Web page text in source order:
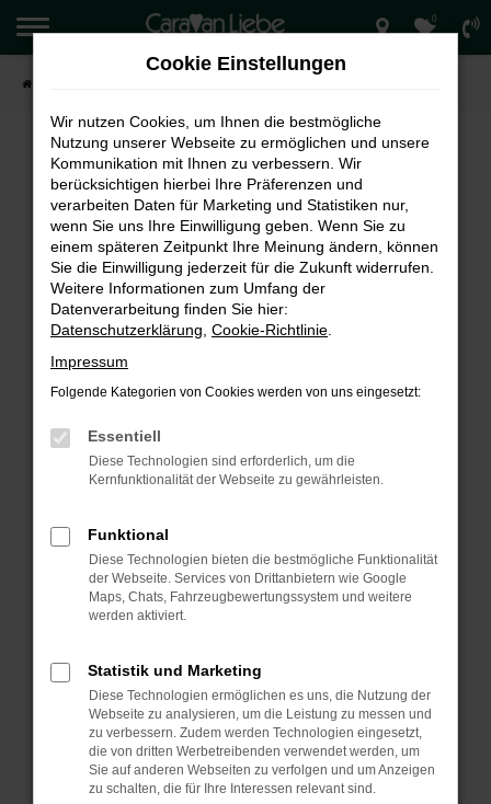
Zum
Hauptinhalt
springen
0
FEHLER: NETWORK ERROR
Beim Laden ist ein Fehler aufgetreten.
Hier sind ein paar Tipps, die dir helfen können:
Überprüfe deine Firewall und deine
Internetverbindung.
Laden andere Webseiten, zum Beispiel deine
Suchmaschine?
Prüfe deine Browsererweiterungen.
können das Laden bestimmter Seiten
verhindern. Funktioniert die Seite in einem
Starte dein Gerät neu.
Das kann manchmal helfen, vorübergehende
Probleme zu beheben.
sind.
Veraltete Software birgt nicht nur ein
Sicherheitsrisiko, sondern kann auch dazu
führen, dass bestimmte Funktionen nicht mehr
unterstützt werden.
Cookie Einstellungen
Wir nutzen Cookies, um Ihnen die bestmögliche
Nutzung unserer Webseite zu ermöglichen und unsere
Kommunikation mit Ihnen zu verbessern. Wir
berücksichtigen hierbei Ihre Präferenzen und
verarbeiten Daten für Marketing und Statistiken nur,
wenn Sie uns Ihre Einwilligung geben. Wenn Sie zu
einem späteren Zeitpunkt Ihre Meinung ändern, können
Sie die Einwilligung jederzeit für die Zukunft widerrufen.
Weitere Informationen zum Umfang der
Datenverarbeitung finden Sie hier:
Datenschutzerklärung Cookie-Richtlinie
Impressum
Folgende Kategorien von Cookies werden von uns eingesetzt:
Essentiell
Diese Technologien sind erforderlich, um die
Kernfunktionalität der Webseite zu gewährleisten.
Funktional
Diese Technologien bieten die bestmögliche Funktionalität
der Webseite. Services von Drittanbietern wie Google
Maps, Chats, Fahrzeugbewertungssystem und weitere
werden aktiviert.
Statistik und Marketing
Diese Technologien ermöglichen es uns, die Nutzung der
Webseite zu analysieren, um die Leistung zu messen und
zu verbessern. Zudem werden Technologien eingesetzt,
die von dritten Werbetreibenden verwendet werden, um
Sie auf anderen Webseiten zu verfolgen und um Anzeigen
zu schalten, die für Ihre Interessen relevant sind.